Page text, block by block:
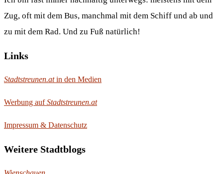
Zug, oft mit dem Bus, manchmal mit dem Schiff und ab und
zu mit dem Rad. Und zu Fuß natürlich!
Links
Stadtstreunen.atin den Medien
Werbung aufStadtstreunen.at
Impressum & Datenschutz
Weitere Stadtblogs